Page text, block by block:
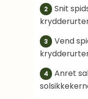
2
Snit
3
Vend
4
Anret